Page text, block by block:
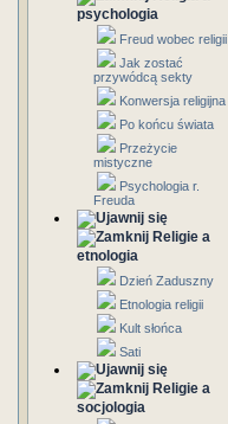
psychologia
Freud wobec religii
Jak zostać
przywódcą sekty
Konwersja religijna
Po końcu świata
Przeżycie
mistyczne
Psychologia r.
Freuda
Religie a
etnologia
Dzień Zaduszny
Etnologia religii
Kult słońca
Sati
Religie a
socjologia